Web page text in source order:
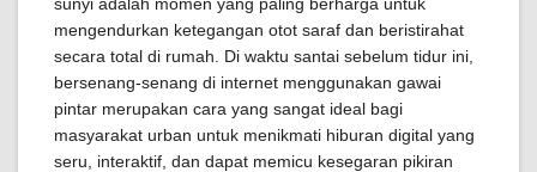
mengendurkan ketegangan otot saraf dan beristirahat
secara total di rumah. Di waktu santai sebelum tidur ini,
bersenang-senang di internet menggunakan gawai
pintar merupakan cara yang sangat ideal bagi
masyarakat urban untuk menikmati hiburan digital yang
seru, interaktif, dan dapat memicu kesegaran pikiran